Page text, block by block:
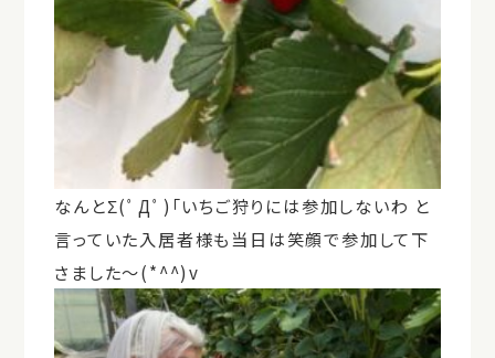
なんとΣ(ﾟДﾟ)「いちご狩りには参加しないわ と
言っていた入居者様も当日は笑顔で参加して下
さました～(*^^)v